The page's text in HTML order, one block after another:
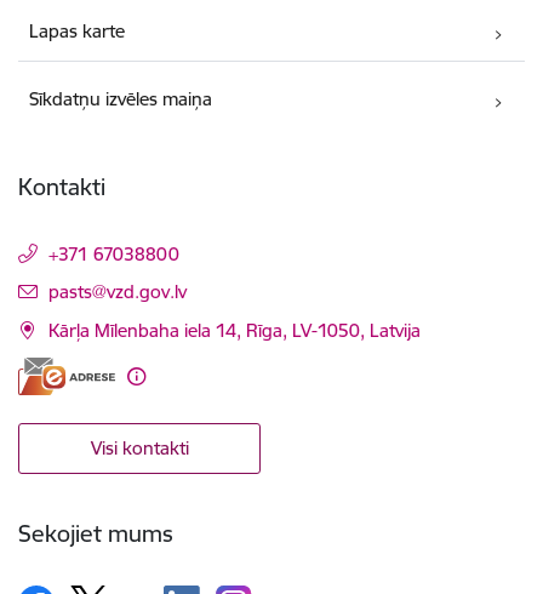
Lapas karte
Sīkdatņu izvēles maiņa
Kontakti
+371 67038800
E-pasts:
pasts@vzd.gov.lv
Kārļa Mīlenbaha iela 14, Rīga, LV-1050, Latvija
Visi kontakti
Sekojiet mums